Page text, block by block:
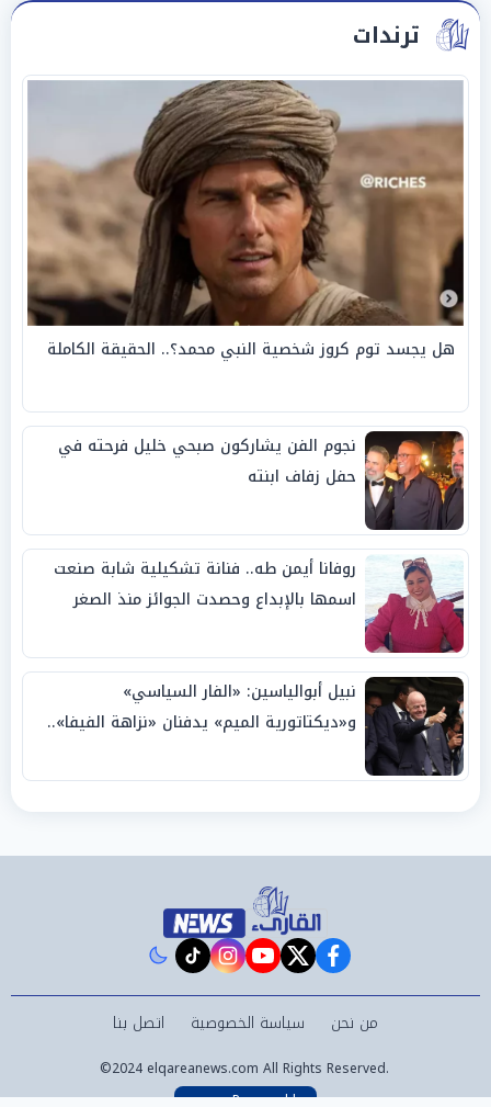
ترندات
هل يجسد توم كروز شخصية النبي محمد؟.. الحقيقة الكاملة
نجوم الفن يشاركون صبحي خليل فرحته في
حفل زفاف ابنته
روفانا أيمن طه.. فنانة تشكيلية شابة صنعت
اسمها بالإبداع وحصدت الجوائز منذ الصغر
نبيل أبوالياسين: «الفار السياسي»
و«ديكتاتورية الميم» يدفنان «نزاهة الفيفا»..
facebook
twitter
youtube
instagram
tiktok
من نحن سياسة الخصوصية اتصل بنا
©2024 elqareanews.com All Rights Reserved.
Powered by